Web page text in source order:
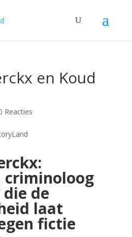
en Koud
Reacties
criminoloog
de
laat
fictie